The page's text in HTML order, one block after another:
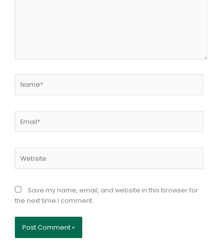
Save my name, email, and website in this browser for
the next time I comment.